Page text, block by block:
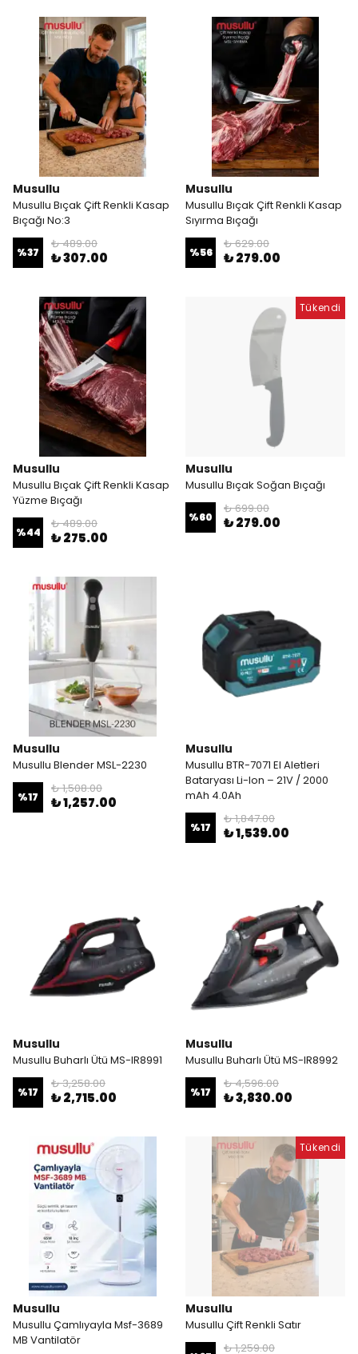
Musullu
Musullu Bıçak Çift Renkli Kasap
Bıçağı No:3
%37
₺ 489.00
₺ 307.00
Musullu
Musullu Bıçak Çift Renkli Kasap
Sıyırma Bıçağı
%56
₺ 629.00
₺ 279.00
Musullu
Musullu Bıçak Çift Renkli Kasap
Yüzme Bıçağı
%44
₺ 489.00
₺ 275.00
Tükendi
Musullu
Musullu Bıçak Soğan Bıçağı
%60
₺ 699.00
₺ 279.00
Musullu
Musullu Blender MSL-2230
%17
₺ 1,508.00
₺ 1,257.00
Musullu
Musullu BTR-7071 El Aletleri
Bataryası Li-Ion – 21V / 2000
mAh 4.0Ah
%17
₺ 1,847.00
₺ 1,539.00
Musullu
Musullu Buharlı Ütü MS-IR8991
%17
₺ 3,258.00
₺ 2,715.00
Musullu
Musullu Buharlı Ütü MS-IR8992
%17
₺ 4,596.00
₺ 3,830.00
Musullu
Musullu Çamlıyayla Msf-3689
MB Vantilatör
Tükendi
Musullu
Musullu Çift Renkli Satır
₺ 1,259.00